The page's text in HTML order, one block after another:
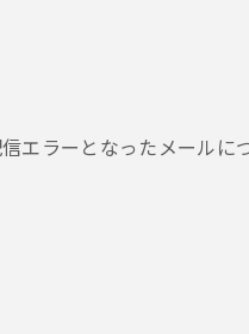
ラーとなったメールに